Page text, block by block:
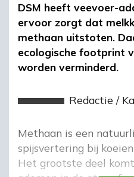
DSM heeft veevoer-
ervoor zorgt dat
methaan uitstoten.
ecologische footprint
worden verminderd.
Redactie /
Methaan is een
spijsvertering bij
Het grootste deel